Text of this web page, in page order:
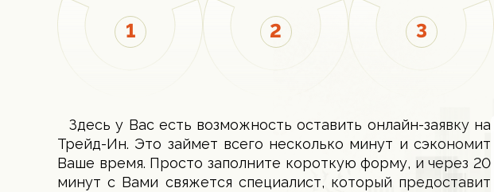
Здесь у Вас есть возможность оставить онлайн-заявку на
Трейд-Ин. Это займет всего несколько минут и сэкономит
Ваше время. Просто заполните короткую форму, и через 20
минут с Вами свяжется специалист, который предоставит